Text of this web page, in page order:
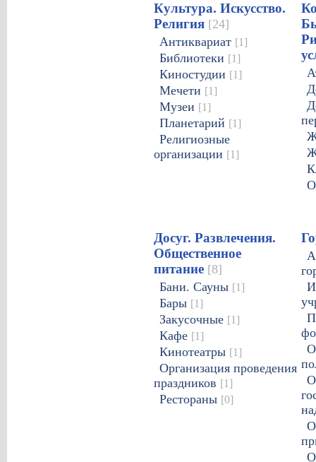
Культура. Искусство.
Религия [24]
Антиквариат [1]
Библиотеки [1]
Киностудии [1]
Мечети [1]
Музеи [1]
Планетарий [1]
Религиозные
организации [1]
Досуг. Развлечения.
Общественное
питание [8]
Бани. Сауны [1]
Бары [1]
Закусочные [1]
Кафе [1]
Кинотеатры [1]
Организация проведения
праздников [1]
Рестораны [0]